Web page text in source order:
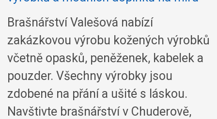
Brašnářství Valešová nabízí
zakázkovou výrobu kožených výrobků
včetně opasků, peněženek, kabelek a
pouzder. Všechny výrobky jsou
zdobené na přání a ušité s láskou.
Navštivte brašnářství v Chuderově,